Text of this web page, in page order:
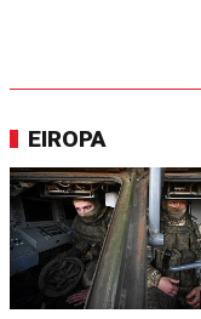
EIROPA